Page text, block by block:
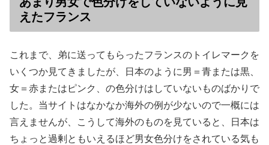
えたフランス
これまで、弟に送ってもらったフランスのトイレマークを
いくつか見てきましたが、日本のように男＝青または黒、
女＝赤またはピンク、の色分けはしていないものばかりで
した。当サイトはなかなか海外の例が少ないので一概には
言えませんが、こうして海外のものを見ていると、日本は
ちょっと過剰ともいえるほど男女色分けをされている気も